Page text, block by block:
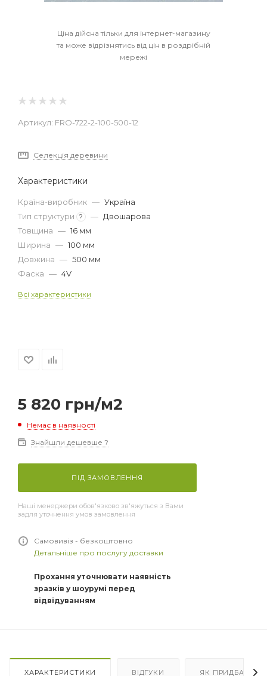
Ціна дійсна тільки для інтернет-магазину
та може відрізнятись від цін в роздрібній
мережі
Артикул: FRO-722-2-100-500-12
Селекція деревини
Характеристики
Країна-виробник — Україна
Тип структури
? — Двошарова
Товщина — 16 мм
Ширина — 100 мм
Довжина — 500 мм
Фаска — 4V
Всі характеристики
5 820 грн/м2
Немає в наявності
Знайшли дешевше ?
ПІД ЗАМОВЛЕННЯ
Наші менеджери обов'язково зв'яжуться з Вами
задля уточнення умов замовлення
Самовивіз - безкоштовно
Детальніше про послугу доставки
Прохання уточнювати наявність
зразків у шоурумі перед
відвідуванням
ХАРАКТЕРИСТИКИ ВІДГУКИ ЯК ПРИДБАТИ